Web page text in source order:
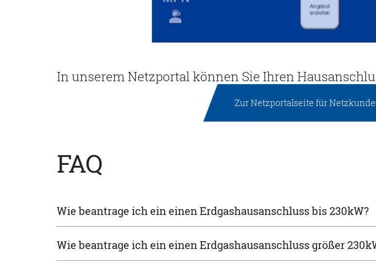
In unserem Netzportal können Sie Ihren
Zur Netzportalseite für
FAQ
Wie beantrage ich ein einen Erdgashausanschluss bis 230kW?
Wie beantrage ich ein einen Erdgashausanschluss größer